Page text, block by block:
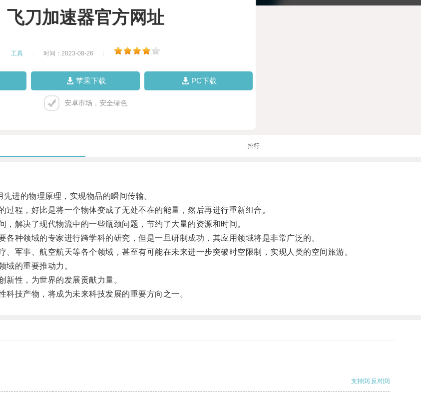
飞刀加速器官方网址
工具 时间：2023-08-26
苹果下载 PC下载
安卓市场，安全绿色
排行
进的物理原理，实现物品的瞬间传输。
，好比是将一个物体变成了无处不在的能量，然后再进行重新组合。
决了现代物流中的一些瓶颈问题，节约了大量的资源和时间。
领域的专家进行跨学科的研究，但是一旦研制成功，其应用领域将是非常广泛的。
事、航空航天等各个领域，甚至有可能在未来进一步突破时空限制，实现人类的空间旅游。
的重要推动力。
性，为世界的发展贡献力量。
技产物，将成为未来科技发展的重要方向之一。
支持[0] 反对[0]